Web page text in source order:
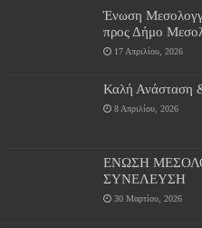
Ένωση
προς Δήμο
17 Απριλίου, 2026
Καλή Ανάσταση
8 Απριλίου, 2026
ΕΝΩΣΗ
ΣΥΝΕΛΕΥΣΗ
30 Μαρτίου, 2026